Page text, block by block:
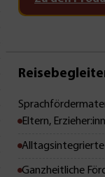
Eltern,
Ganzheitliche